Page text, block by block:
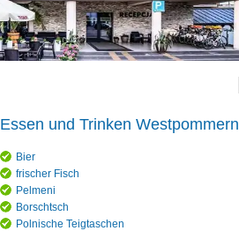
Essen und Trinken Westpommern
Bier
frischer Fisch
Pelmeni
Borschtsch
Polnische Teigtaschen